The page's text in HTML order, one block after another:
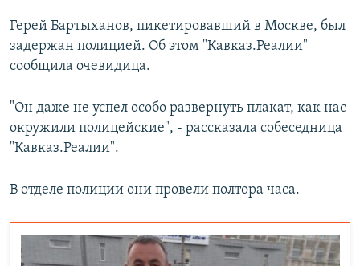
Все сайты РСЕ/РС
Герей Бартыханов, пикетировавший в Москве, был
задержан полицией. Об этом "Кавказ.Реалии"
сообщила очевидица.
"Он даже не успел особо развернуть плакат, как нас
окружили полицейские", - рассказала собеседница
"Кавказ.Реалии".
В отделе полиции они провели полтора часа.